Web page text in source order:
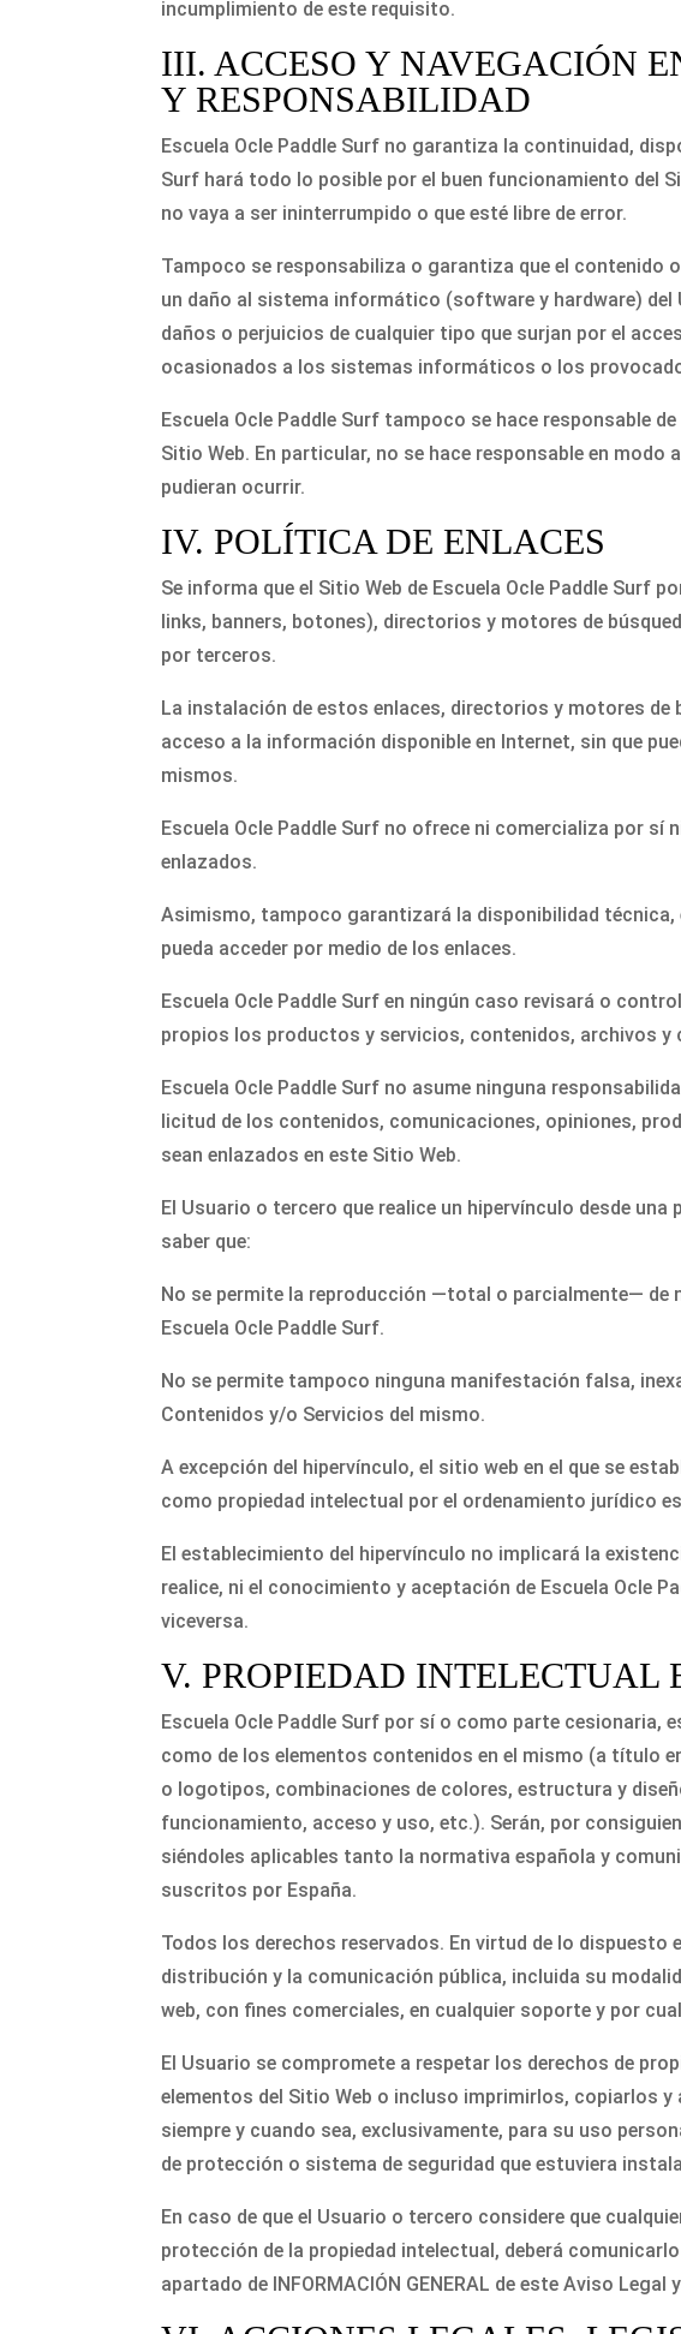
incumplimiento de este requisito.
III. ACCESO Y NAVEGACIÓN
Y RESPONSABILIDAD
Escuela Ocle Paddle Surf no garantiza la continuidad,
Surf hará todo lo posible por el buen funcionamiento del
no vaya a ser ininterrumpido o que esté libre de error.
Tampoco se responsabiliza o garantiza que el contenido
un daño al sistema informático (software y hardware) del
daños o perjuicios de cualquier tipo que surjan por el
ocasionados a los sistemas informáticos o los
Escuela Ocle Paddle Surf tampoco se hace responsable
Sitio Web. En particular, no se hace responsable en
pudieran ocurrir.
IV. POLÍTICA DE ENLACES
Se informa que el Sitio Web de Escuela Ocle Paddle Surf
links, banners, botones), directorios y motores de
por terceros.
La instalación de estos enlaces, directorios y motores de
acceso a la información disponible en Internet, sin que
mismos.
Escuela Ocle Paddle Surf no ofrece ni comercializa por
enlazados.
Asimismo, tampoco garantizará la disponibilidad técnica,
pueda acceder por medio de los enlaces.
Escuela Ocle Paddle Surf en ningún caso revisará o
propios los productos y servicios, contenidos, archivos
Escuela Ocle Paddle Surf no asume ninguna
licitud de los contenidos, comunicaciones, opiniones,
sean enlazados en este Sitio Web.
El Usuario o tercero que realice un hipervínculo desde
saber que:
No se permite la reproducción —total o parcialmente— de
Escuela Ocle Paddle Surf.
No se permite tampoco ninguna manifestación falsa,
Contenidos y/o Servicios del mismo.
A excepción del hipervínculo, el sitio web en el que se
como propiedad intelectual por el ordenamiento jurídico
El establecimiento del hipervínculo no implicará la
realice, ni el conocimiento y aceptación de Escuela Ocle
viceversa.
V. PROPIEDAD INTELECTUAL
Escuela Ocle Paddle Surf por sí o como parte
como de los elementos contenidos en el mismo (a título
o logotipos, combinaciones de colores, estructura y
funcionamiento, acceso y uso, etc.). Serán, por
siéndoles aplicables tanto la normativa española y
suscritos por España.
Todos los derechos reservados. En virtud de lo dispuesto
distribución y la comunicación pública, incluida su
web, con fines comerciales, en cualquier soporte y por
El Usuario se compromete a respetar los derechos de
elementos del Sitio Web o incluso imprimirlos, copiarlos
siempre y cuando sea, exclusivamente, para su uso
de protección o sistema de seguridad que estuviera
En caso de que el Usuario o tercero considere que
protección de la propiedad intelectual, deberá
apartado de INFORMACIÓN GENERAL de este Aviso Legal